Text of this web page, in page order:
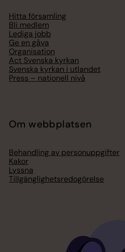
Hitta församling
Bli medlem
Lediga jobb
Ge en gåva
Organisation
Act Svenska kyrkan
Svenska kyrkan i utlandet
Press – nationell nivå
Om webbplatsen
Behandling av personuppgifter
Kakor
Lyssna
Tillgänglighetsredogörelse